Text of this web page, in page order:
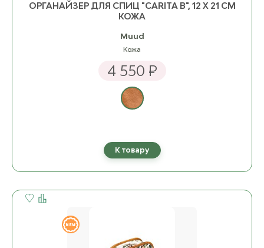
ОРГАНАЙЗЕР ДЛЯ СПИЦ "CARITA B", 12 Х 21 СМ
КОЖА
Muud
Кожа
4 550 ₽
К товару